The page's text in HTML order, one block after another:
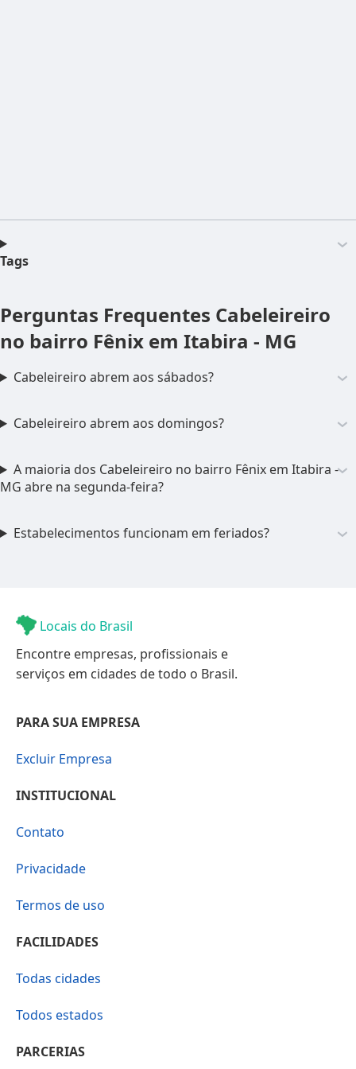
Tags
Perguntas Frequentes Cabeleireiro
no bairro Fênix em Itabira - MG
Cabeleireiro abrem aos sábados?
Cabeleireiro abrem aos domingos?
A maioria dos Cabeleireiro no bairro Fênix em Itabira -
MG abre na segunda-feira?
Estabelecimentos funcionam em feriados?
Locais do Brasil
Encontre empresas, profissionais e
serviços em cidades de todo o Brasil.
PARA SUA EMPRESA
Excluir Empresa
INSTITUCIONAL
Contato
Privacidade
Termos de uso
FACILIDADES
Todas cidades
Todos estados
PARCERIAS